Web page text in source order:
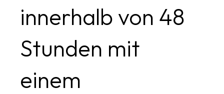
innerhalb von 48
Stunden mit
einem